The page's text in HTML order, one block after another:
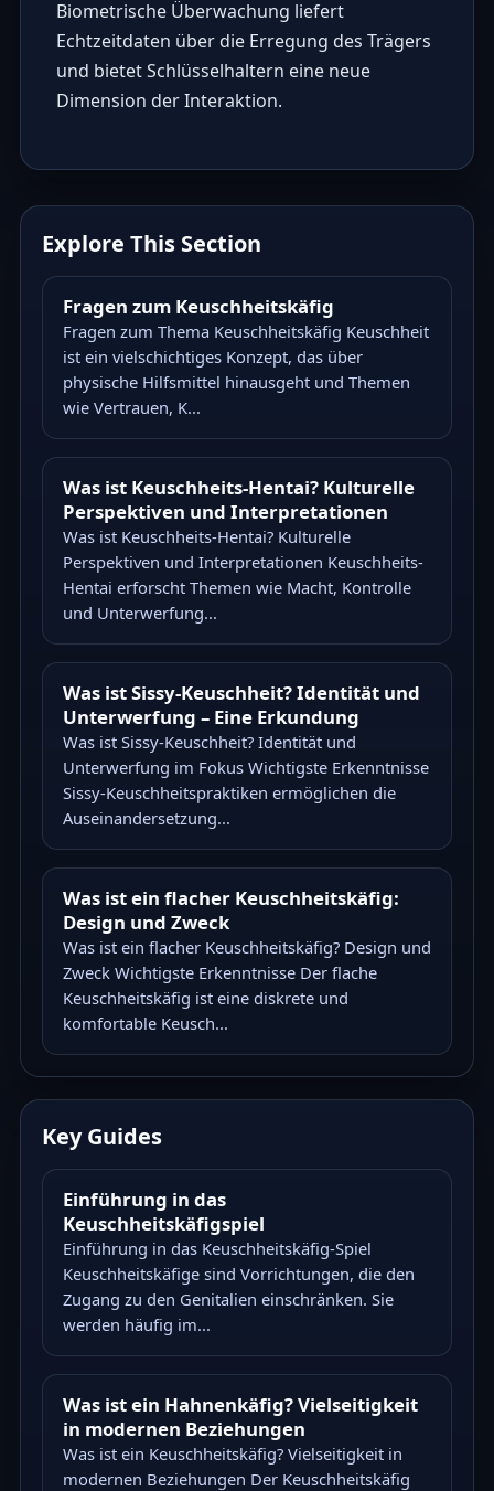
Biometrische Überwachung liefert
Echtzeitdaten über die Erregung des Trägers
und bietet Schlüsselhaltern eine neue
Dimension der Interaktion.
Explore This Section
Fragen zum Keuschheitskäfig
Fragen zum Thema Keuschheitskäfig Keuschheit
ist ein vielschichtiges Konzept, das über
physische Hilfsmittel hinausgeht und Themen
wie Vertrauen, K...
Was ist Keuschheits-Hentai? Kulturelle
Perspektiven und Interpretationen
Was ist Keuschheits-Hentai? Kulturelle
Perspektiven und Interpretationen Keuschheits-
Hentai erforscht Themen wie Macht, Kontrolle
und Unterwerfung...
Was ist Sissy-Keuschheit? Identität und
Unterwerfung – Eine Erkundung
Was ist Sissy-Keuschheit? Identität und
Unterwerfung im Fokus Wichtigste Erkenntnisse
Sissy-Keuschheitspraktiken ermöglichen die
Auseinandersetzung...
Was ist ein flacher Keuschheitskäfig:
Design und Zweck
Was ist ein flacher Keuschheitskäfig? Design und
Zweck Wichtigste Erkenntnisse Der flache
Keuschheitskäfig ist eine diskrete und
komfortable Keusch...
Key Guides
Einführung in das
Keuschheitskäfigspiel
Einführung in das Keuschheitskäfig-Spiel
Keuschheitskäfige sind Vorrichtungen, die den
Zugang zu den Genitalien einschränken. Sie
werden häufig im...
Was ist ein Hahnenkäfig? Vielseitigkeit
in modernen Beziehungen
Was ist ein Keuschheitskäfig? Vielseitigkeit in
modernen Beziehungen Der Keuschheitskäfig